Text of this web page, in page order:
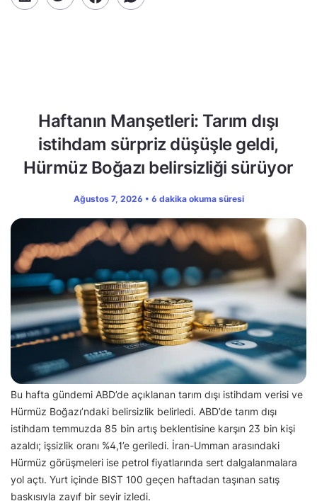
Haftanın Manşetleri: Tarım dışı
istihdam sürpriz düşüşle geldi,
Hürmüz Boğazı belirsizliği sürüyor
Ağustos 7, 2026 • 6 dakika okuma süresi
Bu hafta gündemi ABD’de açıklanan tarım dışı istihdam verisi ve
Hürmüz Boğazı’ndaki belirsizlik belirledi. ABD’de tarım dışı
istihdam temmuzda 85 bin artış beklentisine karşın 23 bin kişi
azaldı; işsizlik oranı %4,1’e geriledi. İran-Umman arasındaki
Hürmüz görüşmeleri ise petrol fiyatlarında sert dalgalanmalara
yol açtı. Yurt içinde BIST 100 geçen haftadan taşınan satış
baskısıyla zayıf bir seyir izledi.